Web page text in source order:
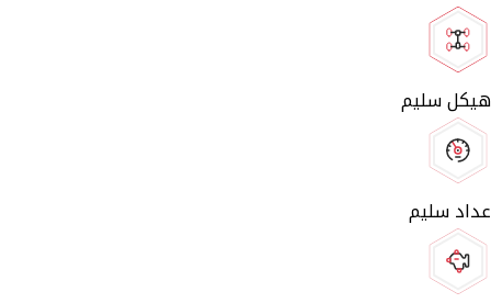
هيكل سليم
عداد سليم